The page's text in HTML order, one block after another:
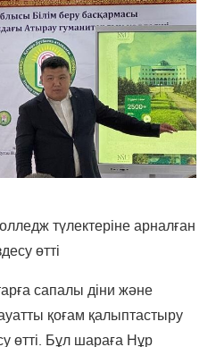
түлектеріне арналған
өтті
сапалы діни және
қоғам қалыптастыру
өтті. Бұл шараға Нұр